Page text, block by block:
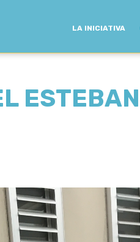
LA INICIATIVA
ESTEBAN